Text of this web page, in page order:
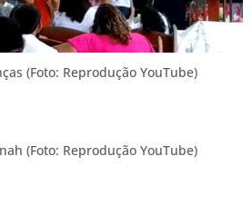
(Foto: Reprodução YouTube)
(Foto: Reprodução YouTube)